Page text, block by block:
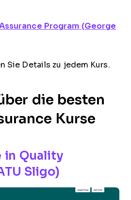
Program (George
Sie Details zu jedem Kurs.
die besten
Kurse
in Quality
Sligo)